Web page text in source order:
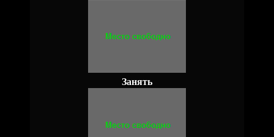
Занять